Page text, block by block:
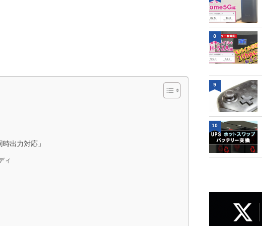
出力対応」
ィ
8
9
10